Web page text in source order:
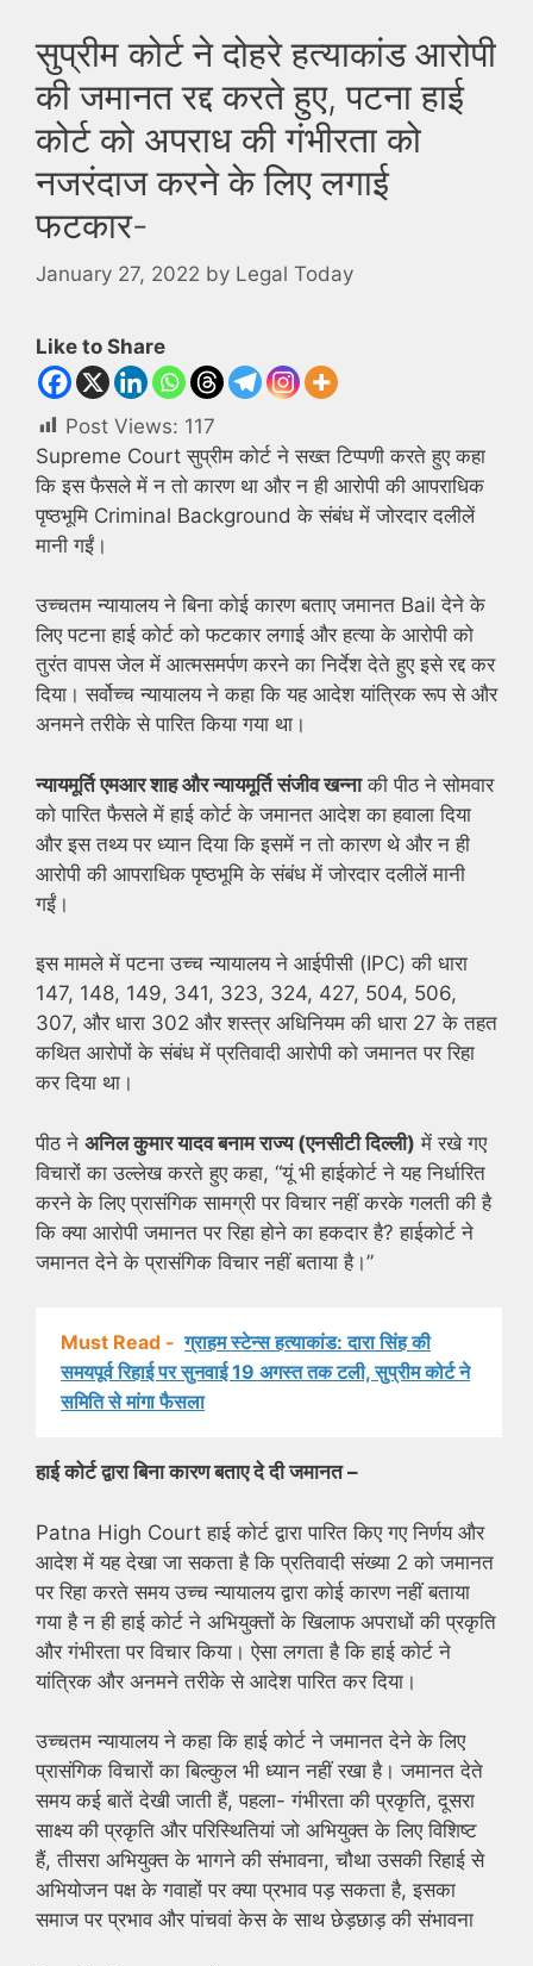
सुप्रीम कोर्ट ने दोहरे हत्याकांड आरोपी
की जमानत रद्द करते हुए, पटना हाई
कोर्ट को अपराध की गंभीरता को
नजरंदाज करने के लिए लगाई
फटकार-
January 27, 2022 by Legal Today
Like to Share
Post Views: 117
Supreme Court सुप्रीम कोर्ट ने सख्त टिप्पणी करते हुए कहा
कि इस फैसले में न तो कारण था और न ही आरोपी की आपराधिक
पृष्ठभूमि Criminal Background के संबंध में जोरदार दलीलें
मानी गईं।
उच्चतम न्यायालय ने बिना कोई कारण बताए जमानत Bail देने के
लिए पटना हाई कोर्ट को फटकार लगाई और हत्या के आरोपी को
तुरंत वापस जेल में आत्मसमर्पण करने का निर्देश देते हुए इसे रद्द कर
दिया। सर्वोच्च न्यायालय ने कहा कि यह आदेश यांत्रिक रूप से और
अनमने तरीके से पारित किया गया था।
न्यायमूर्ति एमआर शाह और न्यायमूर्ति संजीव खन्नाकी पीठ ने सोमवार
को पारित फैसले में हाई कोर्ट के जमानत आदेश का हवाला दिया
और इस तथ्य पर ध्यान दिया कि इसमें न तो कारण थे और न ही
आरोपी की आपराधिक पृष्ठभूमि के संबंध में जोरदार दलीलें मानी
गईं।
इस मामले में पटना उच्च न्यायालय ने आईपीसी (IPC) की धारा
147, 148, 149, 341, 323, 324, 427, 504, 506,
307, और धारा 302 और शस्त्र अधिनियम की धारा 27 के तहत
कथित आरोपों के संबंध में प्रतिवादी आरोपी को जमानत पर रिहा
कर दिया था।
पीठ ने अनिल कुमार यादव बनाम राज्य (एनसीटी दिल्ली) में रखे गए
विचारों का उल्लेख करते हुए कहा, “यूं भी हाईकोर्ट ने यह निर्धारित
करने के लिए प्रासंगिक सामग्री पर विचार नहीं करके गलती की है
कि क्या आरोपी जमानत पर रिहा होने का हकदार है? हाईकोर्ट ने
जमानत देने के प्रासंगिक विचार नहीं बताया है।”
Must Read - ग्राहम स्टेन्स हत्याकांड: दारा सिंह की
समयपूर्व रिहाई पर सुनवाई 19 अगस्त तक टली, सुप्रीम कोर्ट ने
समिति से मांगा फैसला
हाई कोर्ट द्वारा बिना कारण बताए दे दी जमानत –
Patna High Court हाई कोर्ट द्वारा पारित किए गए निर्णय और
आदेश में यह देखा जा सकता है कि प्रतिवादी संख्या 2 को जमानत
पर रिहा करते समय उच्च न्यायालय द्वारा कोई कारण नहीं बताया
गया है न ही हाई कोर्ट ने अभियुक्तों के खिलाफ अपराधों की प्रकृति
और गंभीरता पर विचार किया। ऐसा लगता है कि हाई कोर्ट ने
यांत्रिक और अनमने तरीके से आदेश पारित कर दिया।
उच्चतम न्यायालय ने कहा कि हाई कोर्ट ने जमानत देने के लिए
प्रासंगिक विचारों का बिल्कुल भी ध्यान नहीं रखा है। जमानत देते
समय कई बातें देखी जाती हैं, पहला- गंभीरता की प्रकृति, दूसरा
साक्ष्य की प्रकृति और परिस्थितियां जो अभियुक्त के लिए विशिष्ट
हैं, तीसरा अभियुक्त के भागने की संभावना, चौथा उसकी रिहाई से
अभियोजन पक्ष के गवाहों पर क्या प्रभाव पड़ सकता है, इसका
समाज पर प्रभाव और पांचवां केस के साथ छेड़छाड़ की संभावना